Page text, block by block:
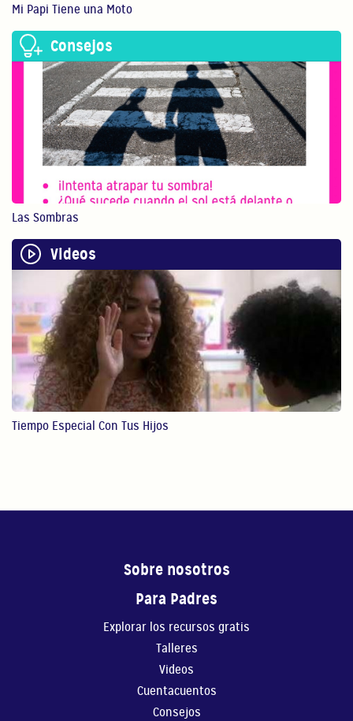
0:51
El bilingüismo ayuda...
0:54
La Buena Autoestima Apoya El
Aprendizaje
Una buena autoestima...
Juega Físicamente Con Tus Hijos
1:12
Hacer Arte Puede Beneficiar A Tu
Hijo
Hacer arte con nuest...
STEM
En este video, Gaby ...
6:41
Crear Tu Propia Historia 1
En este video, Gaby ...
Crear Tu Propia Historia 2
En este video, Gaby ...
Mi Papi Tiene una Moto
Consejos
Las Sombras
Videos
Tiempo Especial Con Tus Hijos
Sobre nosotros
Para Padres
Explorar los recursos gratis
Talleres
Videos
Cuentacuentos
Consejos